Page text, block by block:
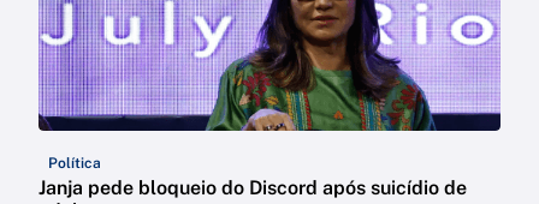
Política
Janja pede bloqueio do Discord após suicídio de